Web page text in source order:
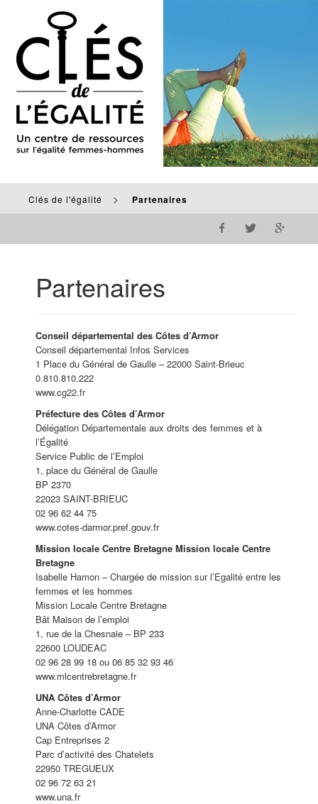
Clés de l'égalité > Partenaires
Partenaires
Conseil départemental des Côtes d’Armor
Conseil départemental Infos Services
1 Place du Général de Gaulle – 22000 Saint-Brieuc
0.810.810.222
www.cg22.fr
Préfecture des Côtes d’Armor
Délégation Départementale aux droits des femmes et à
l’Égalité
Service Public de l’Emploi
1, place du Général de Gaulle
BP 2370
22023 SAINT-BRIEUC
02 96 62 44 75
www.cotes-darmor.pref.gouv.fr
Mission locale Centre Bretagne Mission locale Centre
Bretagne
Isabelle Hamon – Chargée de mission sur l’Egalité entre les
femmes et les hommes
Mission Locale Centre Bretagne
Bât Maison de l’emploi
1, rue de la Chesnaie – BP 233
22600 LOUDEAC
02 96 28 99 18 ou 06 85 32 93 46
www.mlcentrebretagne.fr
UNA Côtes d’Armor
Anne-Charlotte CADE
UNA Côtes d’Armor
Cap Entreprises 2
Parc d’activité des Chatelets
22950 TREGUEUX
02 96 72 63 21
www.una.fr